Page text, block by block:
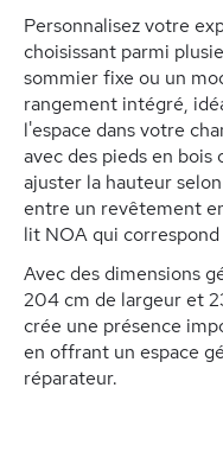
Personnalisez votre
choisissant parmi
sommier fixe ou un
rangement intégré,
l'espace dans votre
avec des pieds en
ajuster la hauteur
entre un revêtement
lit NOA qui
Avec des dimensions
204 cm de largeur et
crée une présence
en offrant un espace
réparateur.